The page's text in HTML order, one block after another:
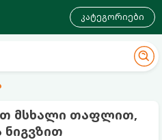
კატეგორიები
მსხალი თაფლით,